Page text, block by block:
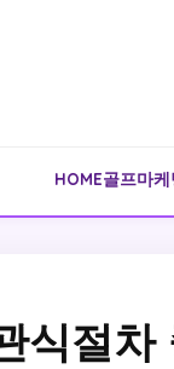
HOME골프마케
식절차